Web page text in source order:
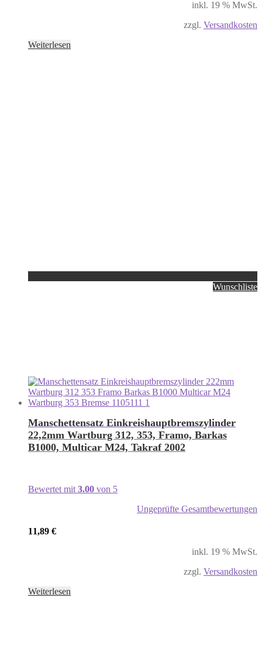
inkl. 19 % MwSt.
zzgl. Versandkosten
Weiterlesen
Wunschliste
Manschettensatz Einkreishauptbremszylinder
22,2mm Wartburg 312, 353, Framo, Barkas
B1000, Multicar M24, Takraf 2002
Bewertet mit 3.00 von 5
Ungeprüfte Gesamtbewertungen
11,89 €
inkl. 19 % MwSt.
zzgl. Versandkosten
Weiterlesen